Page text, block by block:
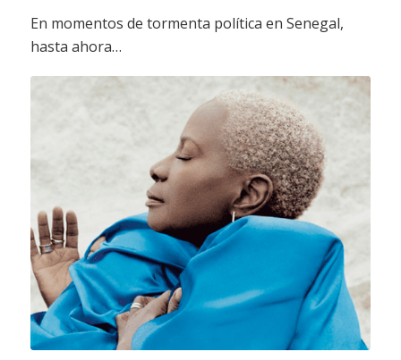
En momentos de tormenta política en Senegal,
hasta ahora…